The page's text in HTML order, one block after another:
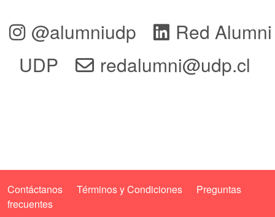
@alumniudp
Red Alumni
UDP
redalumni@udp.cl
Contáctanos Términos y Condiciones
Preguntas
frecuentes